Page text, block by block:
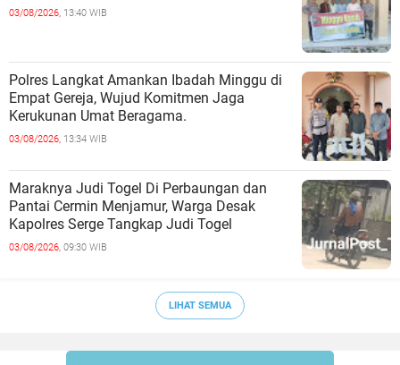
03/08/2026, 13:40 WIB
Polres Langkat Amankan Ibadah Minggu di
Empat Gereja, Wujud Komitmen Jaga
Kerukunan Umat Beragama.
03/08/2026, 13:34 WIB
Maraknya Judi Togel Di Perbaungan dan
Pantai Cermin Menjamur, Warga Desak
Kapolres Serge Tangkap Judi Togel
03/08/2026, 09:30 WIB
LIHAT SEMUA